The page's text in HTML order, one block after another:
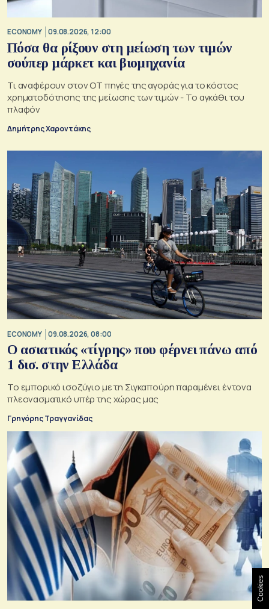
ECONOMY 09.08.2026, 12:00
Πόσα θα ρίξουν στη μείωση των τιμών
σούπερ μάρκετ και βιομηχανία
Τι αναφέρουν στον ΟΤ πηγές της αγοράς για το κόστος
χρηματοδότησης της μείωσης των τιμών - Το αγκάθι του
πλαφόν
Δημήτρης Χαροντάκης
ECONOMY 09.08.2026, 08:00
Ο ασιατικός «τίγρης» που φέρνει πάνω από
1 δισ. στην Ελλάδα
Το εμπορικό ισοζύγιο με τη Σιγκαπούρη παραμένει έντονα
πλεονασματικό υπέρ της χώρας μας
Γρηγόρης Τραγγανίδας
Cookies